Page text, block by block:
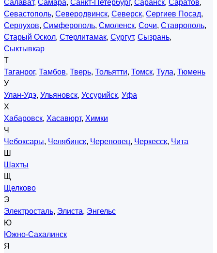
Салават, Самара, Санкт-Петербург, Саранск, Саратов,
Севастополь, Северодвинск, Северск, Сергиев Посад,
Серпухов, Симферополь, Смоленск, Сочи, Ставрополь,
Старый Оскол, Стерлитамак, Сургут, Сызрань,
Сыктывкар
Т
Таганрог, Тамбов, Тверь, Тольятти, Томск, Тула, Тюмень
У
Улан-Удэ, Ульяновск, Уссурийск, Уфа
Х
Хабаровск, Хасавюрт, Химки
Ч
Чебоксары, Челябинск, Череповец, Черкесск, Чита
Ш
Шахты
Щ
Щелково
Э
Электросталь, Элиста, Энгельс
Ю
Южно-Сахалинск
Я